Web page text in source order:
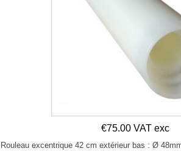
€75.00 VAT exc
Rouleau excentrique 42 cm extérieur bas : Ø